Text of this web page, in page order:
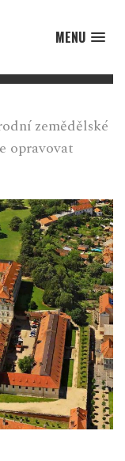
MENU
zemědělské
opravovat